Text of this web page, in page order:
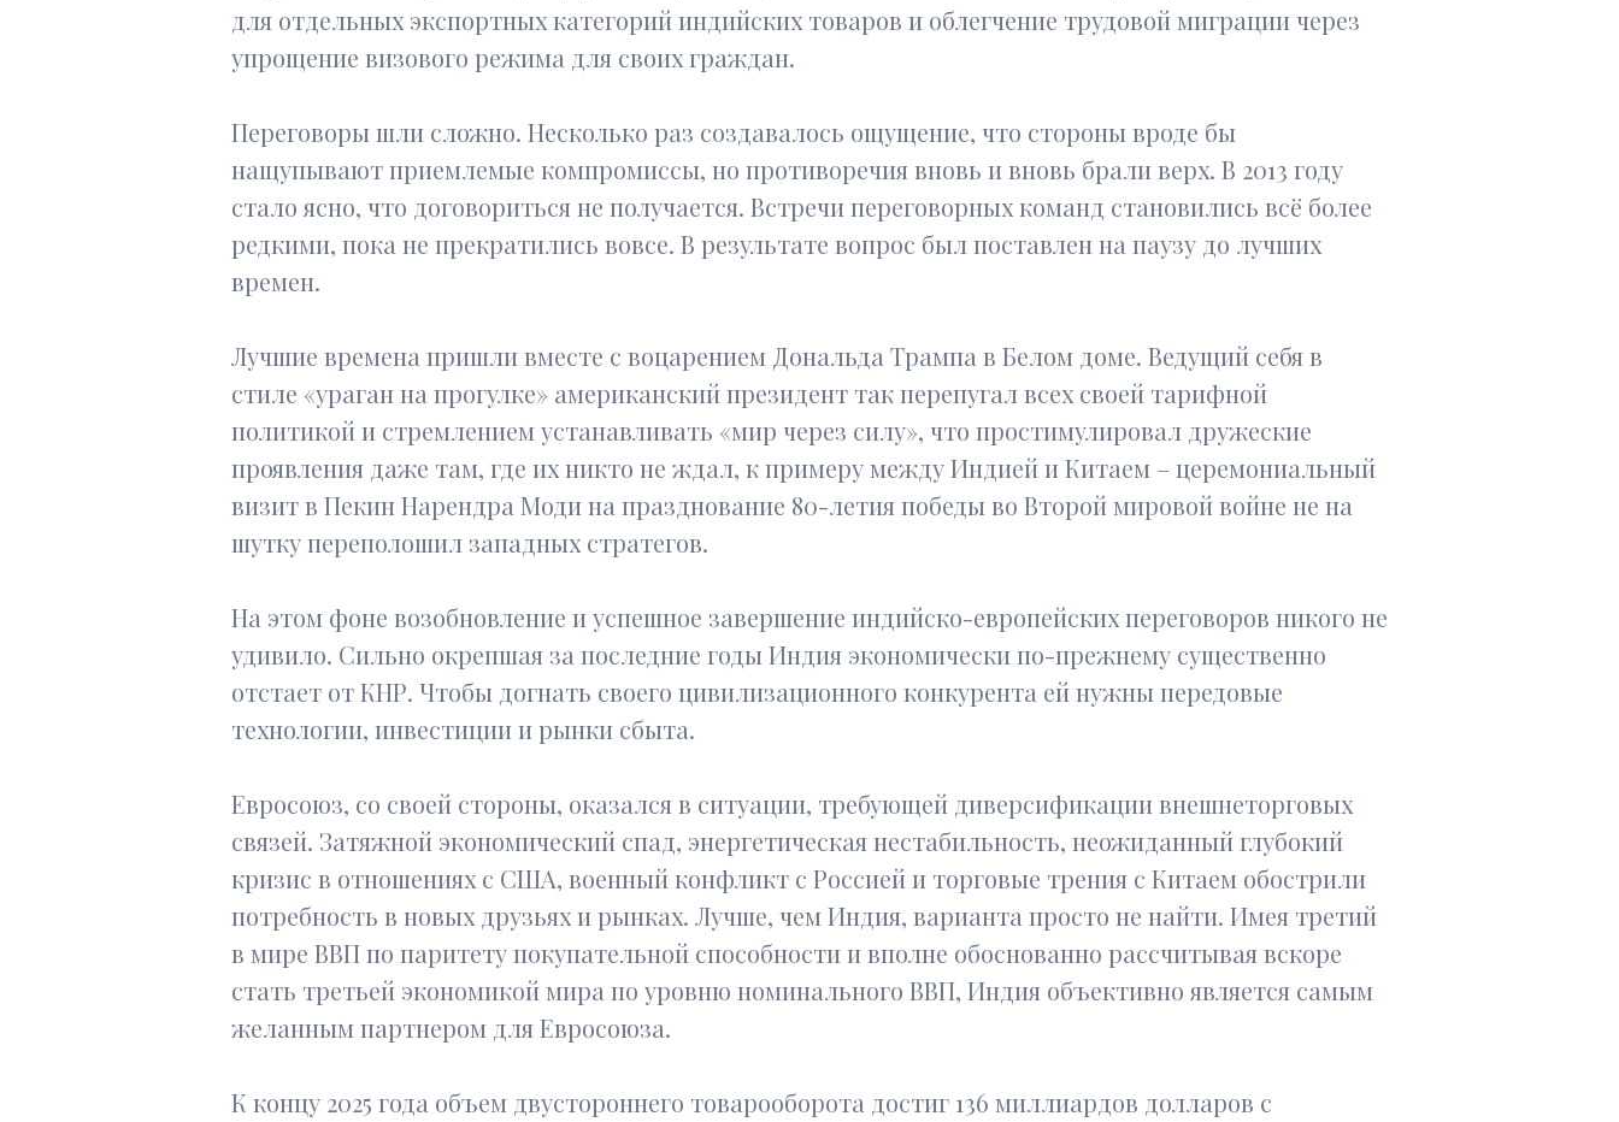
для отдельных экспортных категорий индийских товаров и облегчение трудовой миграции через
упрощение визового режима для своих граждан.
Переговоры шли сложно. Несколько раз создавалось ощущение, что стороны вроде бы
нащупывают приемлемые компромиссы, но противоречия вновь и вновь брали верх. В 2013 году
стало ясно, что договориться не получается. Встречи переговорных команд становились всё более
редкими, пока не прекратились вовсе. В результате вопрос был поставлен на паузу до лучших
времен.
Лучшие времена пришли вместе с воцарением Дональда Трампа в Белом доме. Ведущий себя в
стиле «ураган на прогулке» американский президент так перепугал всех своей тарифной
политикой и стремлением устанавливать «мир через силу», что простимулировал дружеские
проявления даже там, где их никто не ждал, к примеру между Индией и Китаем – церемониальный
визит в Пекин Нарендра Моди на празднование 80-летия победы во Второй мировой войне не на
шутку переполошил западных стратегов.
На этом фоне возобновление и успешное завершение индийско-европейских переговоров никого не
удивило. Сильно окрепшая за последние годы Индия экономически по-прежнему существенно
отстает от КНР. Чтобы догнать своего цивилизационного конкурента ей нужны передовые
технологии, инвестиции и рынки сбыта.
Евросоюз, со своей стороны, оказался в ситуации, требующей диверсификации внешнеторговых
связей. Затяжной экономический спад, энергетическая нестабильность, неожиданный глубокий
кризис в отношениях с США, военный конфликт с Россией и торговые трения с Китаем обострили
потребность в новых друзьях и рынках. Лучше, чем Индия, варианта просто не найти. Имея третий
в мире ВВП по паритету покупательной способности и вполне обоснованно рассчитывая вскоре
стать третьей экономикой мира по уровню номинального ВВП, Индия объективно является самым
желанным партнером для Евросоюза.
К концу 2025 года объем двустороннего товарооборота достиг 136 миллиардов долларов с